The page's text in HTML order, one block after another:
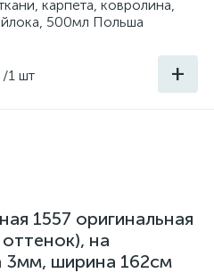
карпета, ковролина,
500мл Польша
/1 шт +
1557 оригинальная
на
ширина 162см